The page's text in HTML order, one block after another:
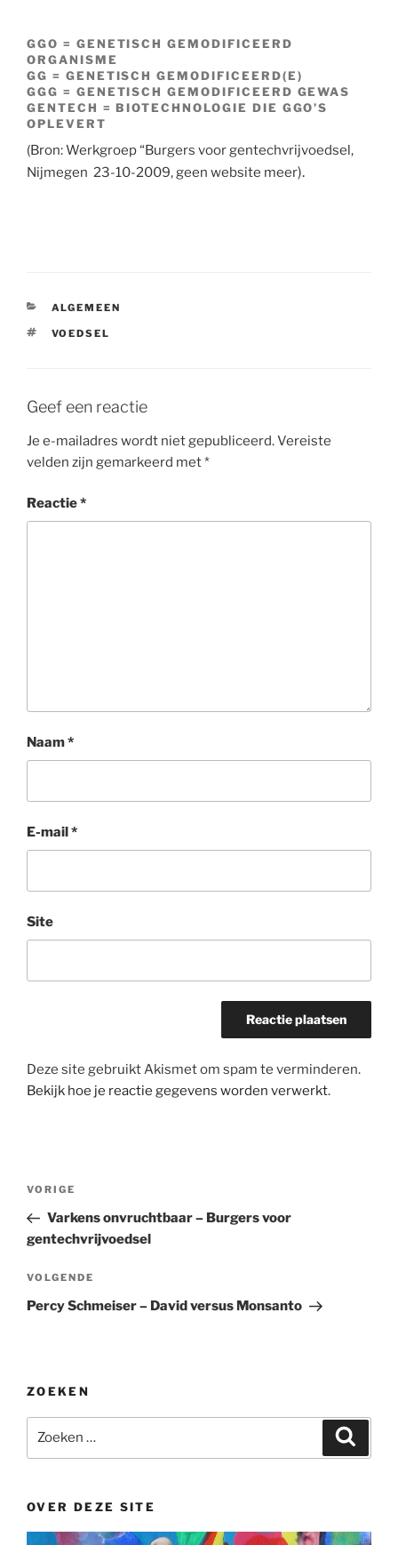
GGO = GENETISCH GEMODIFICEERD
ORGANISME
GG = GENETISCH GEMODIFICEERD(E)
GGG = GENETISCH GEMODIFICEERD GEWAS
GENTECH = BIOTECHNOLOGIE DIE GGO’S
OPLEVERT
(Bron: Werkgroep “Burgers voor gentechvrijvoedsel,
Nijmegen 23-10-2009, geen website meer).
CATEGORIEËN
ALGEMEEN
TAGS
VOEDSEL
Geef een reactie
Je e-mailadres wordt niet gepubliceerd.Vereiste
velden zijn gemarkeerd met*
Reactie*
Naam*
E-mail *
Site
Deze site gebruikt Akismet om spam te verminderen.
Bekijk hoe je reactie gegevens worden verwerkt.
Bericht
Vorig
bericht
VORIGE
Varkens onvruchtbaar – Burgers voor
gentechvrijvoedsel
Volgend
bericht
VOLGENDE
Percy Schmeiser – David versus Monsanto
ZOEKEN
naar:
OVER DEZE SITE